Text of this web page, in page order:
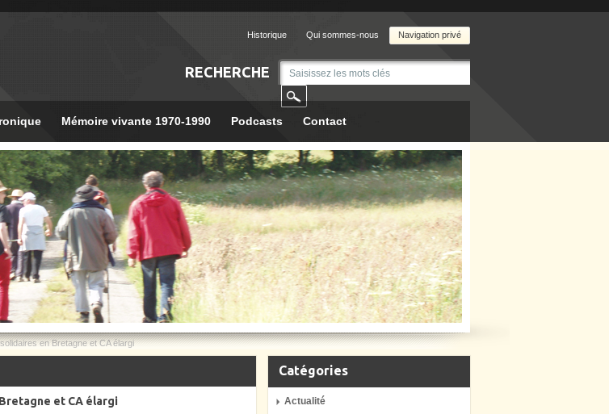
Navigation privé
Historique Qui sommes-nous
RECHERCHE
Mémoire vivante 1970-1990 Podcasts Contact
en Bretagne et CA élargi
et CA élargi
Catégories
Actualité